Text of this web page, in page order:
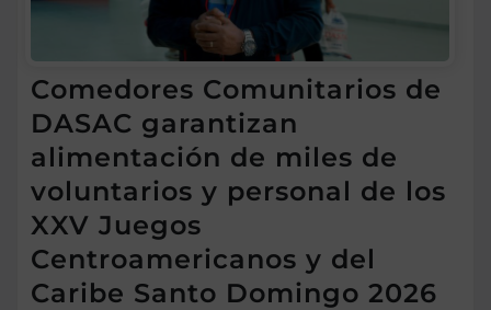
Comedores Comunitarios de
DASAC garantizan
alimentación de miles de
voluntarios y personal de los
XXV Juegos
Centroamericanos y del
Caribe Santo Domingo 2026